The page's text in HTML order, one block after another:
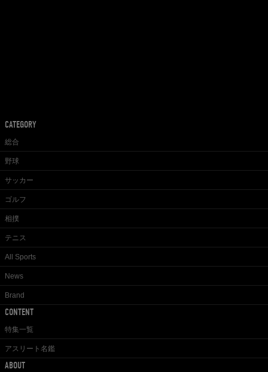
CATEGORY
総合
野球
サッカー
ゴルフ
相撲
テニス
All Sports
News
Brand
CONTENT
特集一覧
アスリート名鑑
ABOUT